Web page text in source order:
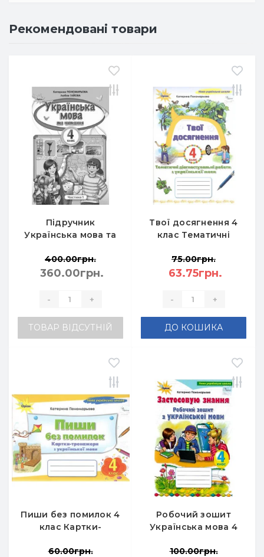
Рекомендовані товари
Підручник
Українська мова та
частина 1 -
Пономарьова К.І.
400.00грн.
360.00грн.
- +
ТОВАР ВІДСУТНІЙ
Твої досягнення 4
клас Тематичні
досягнення з
української мови -
75.00грн.
63.75грн.
- +
ДО КОШИКА
Пиши без помилок 4
клас Картки-
української мови -
60.00грн.
Робочий зошит
Українська мова 4
знання -
100.00грн.